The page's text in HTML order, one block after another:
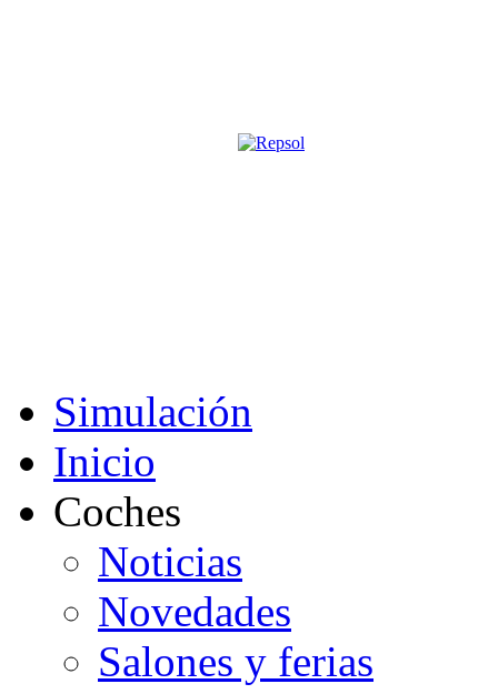
Simulación
Inicio
Coches
Noticias
Novedades
Salones y ferias